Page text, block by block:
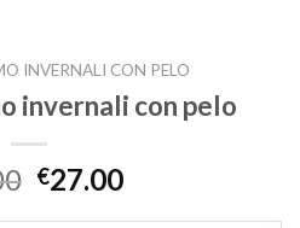
INVERNALI CON PELO
invernali con pelo
€27.00